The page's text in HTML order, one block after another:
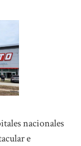
nacionales
e